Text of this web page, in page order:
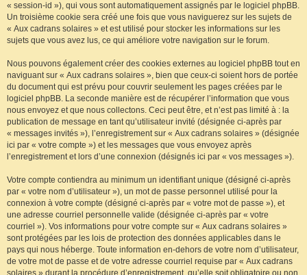
« session-id »), qui vous sont automatiquement assignés par le logiciel phpBB.
Un troisième cookie sera créé une fois que vous naviguerez sur les sujets de
« Aux cadrans solaires » et est utilisé pour stocker les informations sur les
sujets que vous avez lus, ce qui améliore votre navigation sur le forum.
Nous pouvons également créer des cookies externes au logiciel phpBB tout en
naviguant sur « Aux cadrans solaires », bien que ceux-ci soient hors de portée
du document qui est prévu pour couvrir seulement les pages créées par le
logiciel phpBB. La seconde manière est de récupérer l’information que vous
nous envoyez et que nous collectons. Ceci peut être, et n’est pas limité à : la
publication de message en tant qu’utilisateur invité (désignée ci-après par
« messages invités »), l’enregistrement sur « Aux cadrans solaires » (désignée
ici par « votre compte ») et les messages que vous envoyez après
l’enregistrement et lors d’une connexion (désignés ici par « vos messages »).
Votre compte contiendra au minimum un identifiant unique (désigné ci-après
par « votre nom d’utilisateur »), un mot de passe personnel utilisé pour la
connexion à votre compte (désigné ci-après par « votre mot de passe »), et
une adresse courriel personnelle valide (désignée ci-après par « votre
courriel »). Vos informations pour votre compte sur « Aux cadrans solaires »
sont protégées par les lois de protection des données applicables dans le
pays qui nous héberge. Toute information en-dehors de votre nom d’utilisateur,
de votre mot de passe et de votre adresse courriel requise par « Aux cadrans